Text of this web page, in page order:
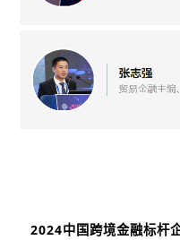
2024中国跨境金融标杆